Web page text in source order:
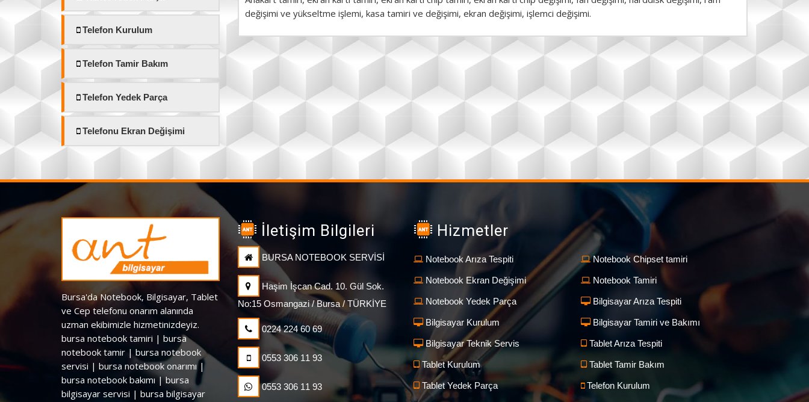
Telefon Kurulum
Telefon Tamir Bakım
Telefon Yedek Parça
Telefonu Ekran Değişimi
değişimi ve yükseltme işlemi, kasa tamiri ve değişimi, ekran değişimi, işlemci değişimi.
Bursa'da Notebook, Bilgisayar, Tablet
ve Cep telefonu onarım alanında
uzman ekibimizle hizmetinizdeyiz.
bursa notebook tamiri | bursa
notebook tamir | bursa notebook
servisi | bursa notebook onarımı |
bursa notebook bakımı | bursa
bilgisayar servisi | bursa bilgisayar
İletişim Bilgileri
BURSA NOTEBOOK SERVİSİ
Haşim İşcan Cad. 10. Gül Sok.
No:15 Osmangazi / Bursa / TÜRKİYE
0224 224 60 69
0553 306 11 93
0553 306 11 93
Hizmetler
Notebook Arıza Tespiti Notebook Chipset tamiri
Notebook Ekran Değişimi Notebook Tamiri
Notebook Yedek Parça Bilgisayar Arıza Tespiti
Bilgisayar Kurulum Bilgisayar Tamiri ve Bakımı
Bilgisayar Teknik Servis Tablet Arıza Tespiti
Tablet Kurulum Tablet Tamir Bakım
Tablet Yedek Parça Telefon Kurulum